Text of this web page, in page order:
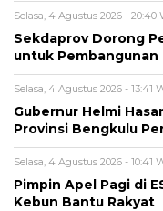
Selasa, 4 Agustus 2026 - 20:40
Sekdaprov Dorong
untuk Pembangunan
Selasa, 4 Agustus 2026 - 13:41
Gubernur Helmi
Provinsi Bengkulu
Selasa, 4 Agustus 2026 - 10:41
Pimpin Apel Pagi di
Kebun Bantu Rakyat